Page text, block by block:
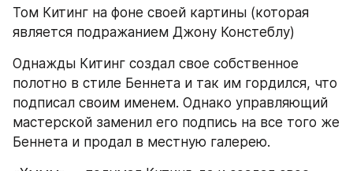
Том Китинг на фоне своей картины (которая
является подражанием Джону Констеблу)
Однажды Китинг создал свое собственное
полотно в стиле Беннета и так им гордился, что
подписал своим именем. Однако управляющий
мастерской заменил его подпись на все того же
Беннета и продал в местную галерею.